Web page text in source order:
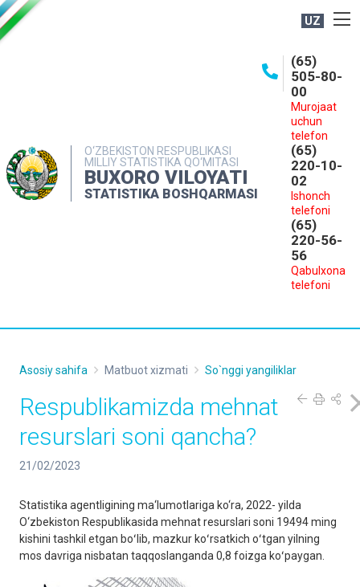
UZ
O‘ZBEKISTON RESPUBLIKASI
MILLIY STATISTIKA QO‘MITASI
BUXORO VILOYATI
STATISTIKA BOSHQARMASI
(65)
505-80-
00
Murojaat
uchun
telefon
(65)
220-10-
02
Ishonch
telefoni
(65)
220-56-
56
Qabulxona
telefoni
MATBUOT XIZMATI
MUROJAATLAR
Asosiy sahifa Matbuot xizmati So`nggi yangiliklar
Respublikamizda mehnat
resurslari soni qancha?
21/02/2023
Statistika agentligining ma‘lumotlariga ko‘ra, 2022- yilda
O‘zbekiston Respublikasida mehnat resurslari soni 19494 ming
kishini tashkil etgan boʻlib, mazkur koʻrsatkich oʻtgan yilning
mos davriga nisbatan taqqoslanganda 0,8 foizga koʻpaygan.